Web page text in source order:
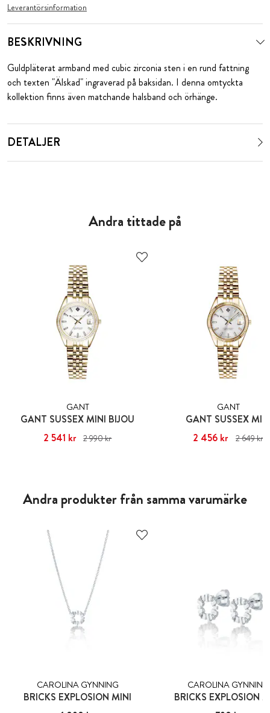
Leverantörsinformation
BESKRIVNING
Guldpläterat armband med cubic zirconia sten i en rund fattning
och texten "Älskad" ingraverad på baksidan. I denna omtyckta
kollektion finns även matchande halsband och örhänge.
DETALJER
Andra tittade på
GANT
GANT SUSSEX MINI BIJOU
Nuvarande pris: 2 541 krTidigare
2 541 kr 2 990 kr
GANT
GANT SUSSEX
Nuvarande pris:2 456 kr
2 456 kr 2 649 kr
Andra produkter från samma varumärke
CAROLINA GYNNING
BRICKS EXPLOSION MINI
CAROLINA GYNNING
BRICKS EXPLOSION